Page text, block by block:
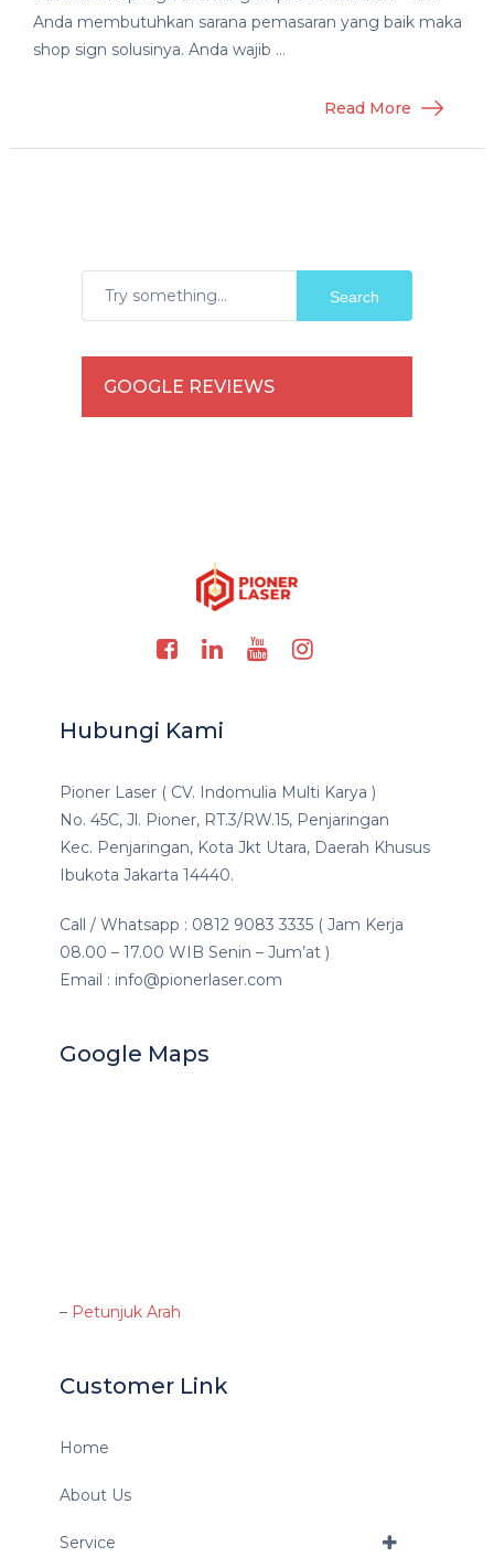
Anda membutuhkan sarana pemasaran yang baik maka
shop sign solusinya. Anda wajib …
Read More
Search
GOOGLE REVIEWS
Hubungi Kami
Pioner Laser ( CV. Indomulia Multi Karya )
No. 45C, Jl. Pioner, RT.3/RW.15, Penjaringan
Kec. Penjaringan, Kota Jkt Utara, Daerah Khusus
Ibukota Jakarta 14440.
Call / Whatsapp : 0812 9083 3335 ( Jam Kerja
08.00 – 17.00 WIB Senin – Jum’at )
Email : info@pionerlaser.com
Google Maps
– Petunjuk Arah
Customer Link
Home
About Us
Service